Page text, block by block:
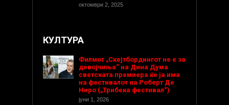
октомври 2, 2025
КУЛТУРА
Филмот „Скејтбордингот не е за
девојчиња“ на Дина Дума
светската премиера ќе ја има
на фестивалот на Роберт Де
Ниро („Трибека фестивал“)
јуни 1, 2026